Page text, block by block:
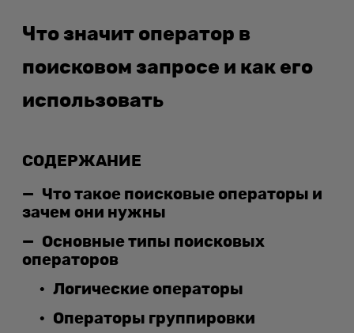
Что значит оператор в
поисковом запросе и как его
использовать
СОДЕРЖАНИЕ
Что такое поисковые операторы и
зачем они нужны
Основные типы поисковых
операторов
Логические операторы
Операторы группировки